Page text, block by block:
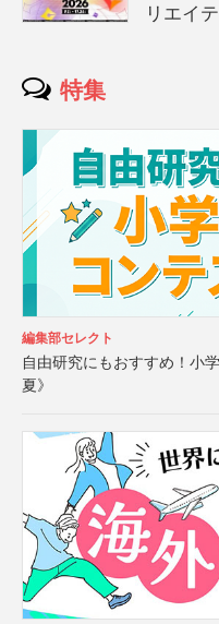
リエイ
特集
編集部セレクト
自由研究にもおすすめ！小
夏》